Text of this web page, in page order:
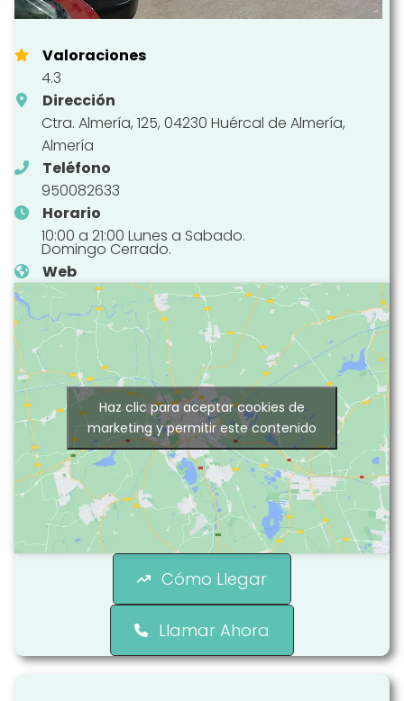
Valoraciones
4.3
Dirección
Ctra. Almería, 125, 04230 Huércal de Almería,
Almería
Teléfono
950082633
Horario
10:00 a 21:00 Lunes a Sabado.
Domingo Cerrado.
Web
Haz clic para aceptar cookies de
marketing y permitir este contenido
Cómo Llegar
Llamar Ahora